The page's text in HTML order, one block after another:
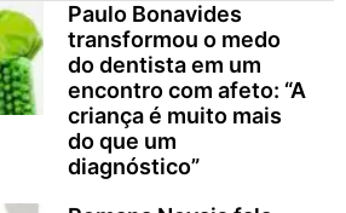
Paulo Bonavides
transformou o medo
do dentista em um
encontro com afeto: “A
criança é muito mais
do que um
diagnóstico”